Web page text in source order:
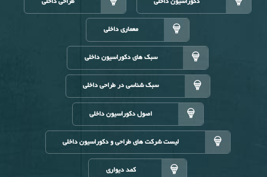
معماری داخلی
سبک های دکوراسیون داخلی
سبک شناسی در طراحی داخلی
اصول دکوراسیون داخلی
لیست شرکت های طراحی و دکوراسیون داخلی
کمد دیواری